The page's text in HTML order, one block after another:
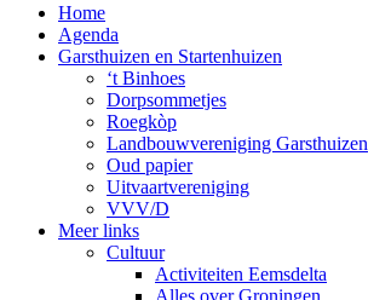
Close
Menu
Home
Agenda
Garsthuizen en Startenhuizen
‘t Binhoes
Dorpsommetjes
Roegkòp
Landbouwvereniging Garsthuizen
Oud papier
Uitvaartvereniging
VVV/D
Meer links
Cultuur
Activiteiten Eemsdelta